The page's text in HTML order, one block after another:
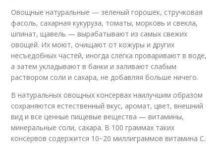
Овощные натуральные — зеленый горошек, стручковая
фасоль, сахарная кукуруза, томаты, морковь и свекла,
шпинат, щавель — вырабатывают из самых свежих
овощей. Их моют, очищают от кожуры и других
несъедобных частей, иногда слегка проваривают в воде,
а затем укладывают в банки и заливают слабым
раствором соли и сахара, не добавляя больше ничего.
В натуральных овощных консервах наилучшим образом
сохраняются естественный вкус, аромат, цвет, внешний
вид и все ценные пищевые вещества — витамины,
минеральные соли, сахара. В 100 граммах таких
консервов содержится 10−20 миллиграммов витамина С.